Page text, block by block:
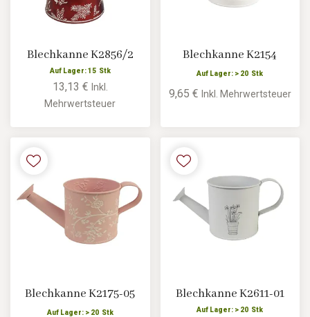
Blechkanne K2856/2
Auf Lager: 15 Stk
13,13 € Inkl.
Mehrwertsteuer
Blechkanne K2154
Auf Lager: > 20 Stk
9,65 € Inkl. Mehrwertsteuer
Blechkanne K2175-05
Auf Lager: > 20 Stk
Blechkanne K2611-01
Auf Lager: > 20 Stk